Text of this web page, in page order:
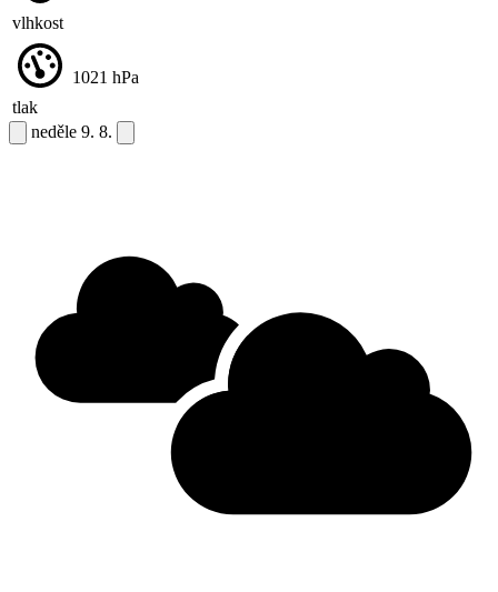
vlhkost
tlak
1021 hPa
neděle 9. 8.